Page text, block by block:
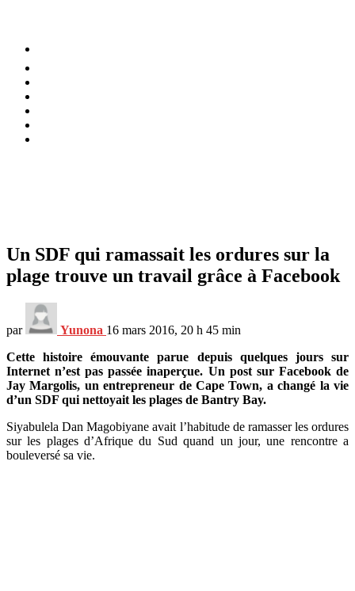
Un SDF qui ramassait les ordures sur la
plage trouve un travail grâce à Facebook
par Yunona 16 mars 2016, 20 h 45 min
Cette histoire émouvante parue depuis quelques jours sur
Internet n’est pas passée inaperçue. Un post sur Facebook de
Jay Margolis, un entrepreneur de Cape Town, a changé la vie
d’un SDF qui nettoyait les plages de Bantry Bay.
Siyabulela Dan Magobiyane avait l’habitude de ramasser les ordures
sur les plages d’Afrique du Sud quand un jour, une rencontre a
bouleversé sa vie.